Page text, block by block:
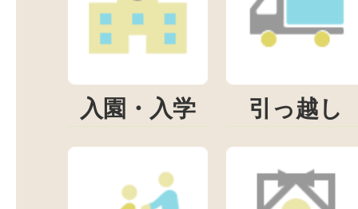
入園・入学 引っ越し